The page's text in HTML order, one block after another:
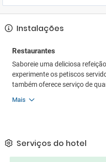
Instalações
Restaurantes
Saboreie uma deliciosa
experimente os petiscos
também oferece serviço de
Mais
Serviços do hotel